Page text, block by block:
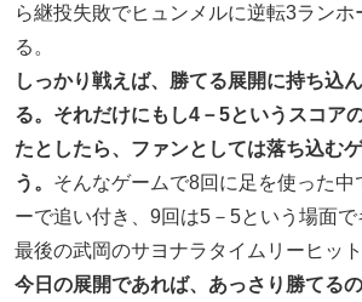
ら継投失敗でヒュンメルに逆転3ランホ
る。
しっかり戦えば、勝てる展開に持ち込
る。それだけにもし4－5というスコア
たとしたら、ファンとしては落ち込む
う。 そんなゲームで8回に足を使った中
ーで追い付き、9回は5－5という場面で
最後の武岡のサヨナラタイムリーヒッ
今日の展開であれば、あっさり勝てる